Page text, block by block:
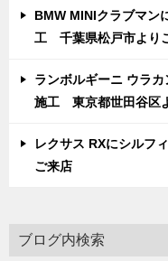
BMW MINIクラブマン
工 千葉県松戸市より
ランボルギーニ ウラ
施工 東京都世田谷区
レクサス RXにシルフ
ご来店
ブログ内検索